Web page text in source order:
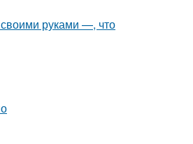
своими руками —, что